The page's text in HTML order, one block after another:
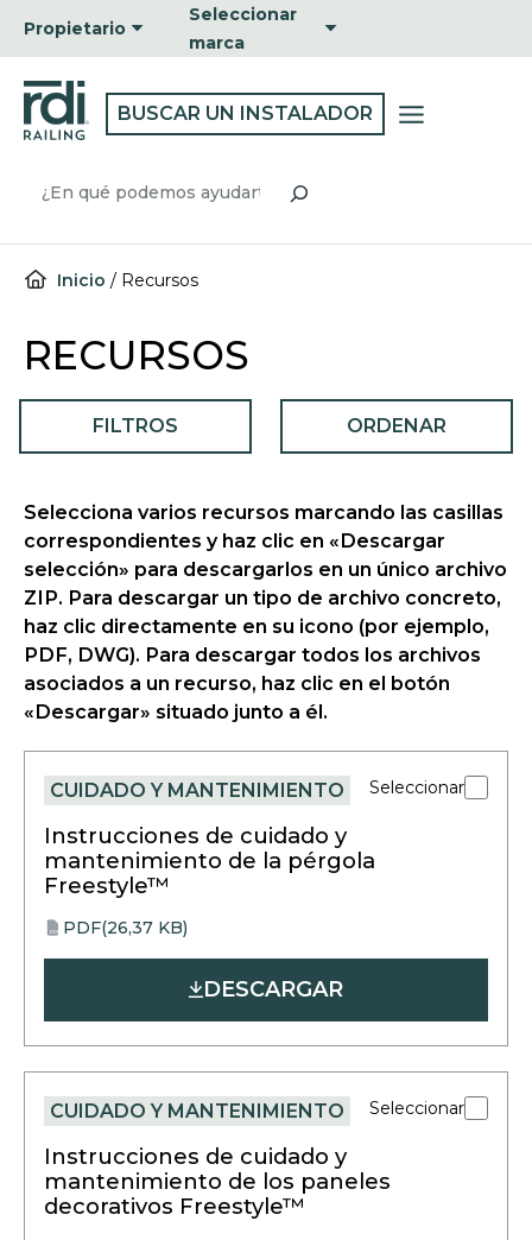
Propietario
Seleccionar
marca
BUSCAR UN INSTALADOR
Inicio / Recursos
RECURSOS
FILTROS ORDENAR
Selecciona varios recursos marcando las casillas
correspondientes y haz clic en «Descargar
selección» para descargarlos en un único archivo
ZIP. Para descargar un tipo de archivo concreto,
haz clic directamente en su icono (por ejemplo,
PDF, DWG). Para descargar todos los archivos
asociados a un recurso, haz clic en el botón
«Descargar» situado junto a él.
CUIDADO Y MANTENIMIENTO Seleccionar
Instrucciones de cuidado y
mantenimiento de la pérgola
Freestyle™
PDF PDF(26,37 KB)
opens
in
DESCARGAR
CUIDADO Y MANTENIMIENTO Seleccionar
Instrucciones de cuidado y
mantenimiento de los paneles
decorativos Freestyle™